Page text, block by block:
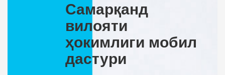
Самарқанд
вилояти
ҳокимлиги мобил
дастури